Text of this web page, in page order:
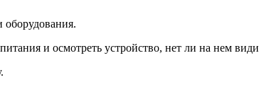
оборудования.
и осмотреть устройство, нет ли на нем